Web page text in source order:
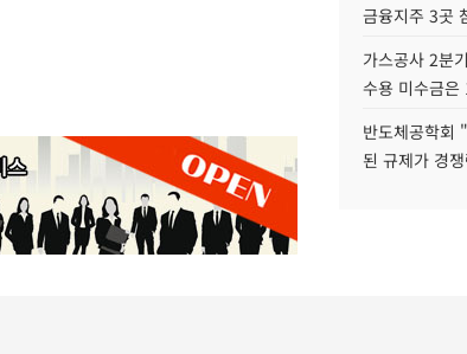
금융지주 3곳
가스공사 2분
수용 미수금은
반도체공학회
된 규제가 경